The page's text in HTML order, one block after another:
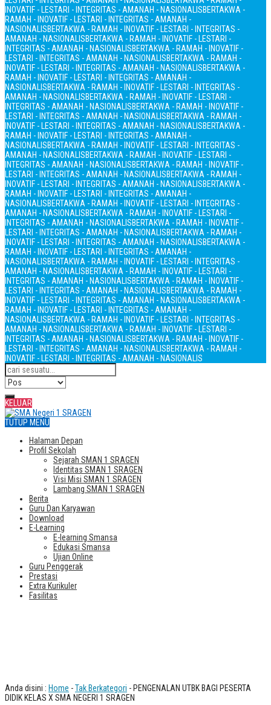
INOVATIF - LESTARI - INTEGRITAS - AMANAH - NASIONALISBERTAKWA -
RAMAH - INOVATIF - LESTARI - INTEGRITAS - AMANAH -
NASIONALISBERTAKWA - RAMAH - INOVATIF - LESTARI - INTEGRITAS -
AMANAH - NASIONALISBERTAKWA - RAMAH - INOVATIF - LESTARI -
INTEGRITAS - AMANAH - NASIONALISBERTAKWA - RAMAH - INOVATIF -
LESTARI - INTEGRITAS - AMANAH - NASIONALISBERTAKWA - RAMAH -
INOVATIF - LESTARI - INTEGRITAS - AMANAH - NASIONALISBERTAKWA -
RAMAH - INOVATIF - LESTARI - INTEGRITAS - AMANAH -
NASIONALISBERTAKWA - RAMAH - INOVATIF - LESTARI - INTEGRITAS -
AMANAH - NASIONALISBERTAKWA - RAMAH - INOVATIF - LESTARI -
INTEGRITAS - AMANAH - NASIONALISBERTAKWA - RAMAH - INOVATIF -
LESTARI - INTEGRITAS - AMANAH - NASIONALISBERTAKWA - RAMAH -
INOVATIF - LESTARI - INTEGRITAS - AMANAH - NASIONALISBERTAKWA -
RAMAH - INOVATIF - LESTARI - INTEGRITAS - AMANAH -
NASIONALISBERTAKWA - RAMAH - INOVATIF - LESTARI - INTEGRITAS -
AMANAH - NASIONALISBERTAKWA - RAMAH - INOVATIF - LESTARI -
INTEGRITAS - AMANAH - NASIONALISBERTAKWA - RAMAH - INOVATIF -
LESTARI - INTEGRITAS - AMANAH - NASIONALISBERTAKWA - RAMAH -
INOVATIF - LESTARI - INTEGRITAS - AMANAH - NASIONALISBERTAKWA -
RAMAH - INOVATIF - LESTARI - INTEGRITAS - AMANAH -
NASIONALISBERTAKWA - RAMAH - INOVATIF - LESTARI - INTEGRITAS -
AMANAH - NASIONALISBERTAKWA - RAMAH - INOVATIF - LESTARI -
INTEGRITAS - AMANAH - NASIONALISBERTAKWA - RAMAH - INOVATIF -
LESTARI - INTEGRITAS - AMANAH - NASIONALISBERTAKWA - RAMAH -
INOVATIF - LESTARI - INTEGRITAS - AMANAH - NASIONALISBERTAKWA -
RAMAH - INOVATIF - LESTARI - INTEGRITAS - AMANAH -
NASIONALISBERTAKWA - RAMAH - INOVATIF - LESTARI - INTEGRITAS -
AMANAH - NASIONALISBERTAKWA - RAMAH - INOVATIF - LESTARI -
INTEGRITAS - AMANAH - NASIONALISBERTAKWA - RAMAH - INOVATIF -
LESTARI - INTEGRITAS - AMANAH - NASIONALISBERTAKWA - RAMAH -
INOVATIF - LESTARI - INTEGRITAS - AMANAH - NASIONALISBERTAKWA -
RAMAH - INOVATIF - LESTARI - INTEGRITAS - AMANAH -
NASIONALISBERTAKWA - RAMAH - INOVATIF - LESTARI - INTEGRITAS -
AMANAH - NASIONALISBERTAKWA - RAMAH - INOVATIF - LESTARI -
INTEGRITAS - AMANAH - NASIONALISBERTAKWA - RAMAH - INOVATIF -
LESTARI - INTEGRITAS - AMANAH - NASIONALISBERTAKWA - RAMAH -
INOVATIF - LESTARI - INTEGRITAS - AMANAH - NASIONALIS
KELUAR
TUTUP MENU
Halaman Depan
Profil Sekolah
Sejarah SMAN 1 SRAGEN
Identitas SMAN 1 SRAGEN
Visi Misi SMAN 1 SRAGEN
Lambang SMAN 1 SRAGEN
Berita
Guru Dan Karyawan
Download
E-Learning
E-learning Smansa
Edukasi Smansa
Ujian Online
Guru Penggerak
Prestasi
Extra Kurikuler
Fasilitas
Anda disini : Home -Tak Berkategori - PENGENALAN UTBK BAGI PESERTA
DIDIK KELAS X SMA NEGERI 1 SRAGEN